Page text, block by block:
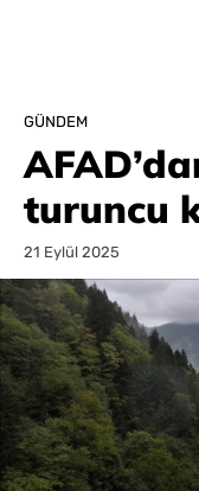
GÜNDEM
turuncu
21 Eylül 2025